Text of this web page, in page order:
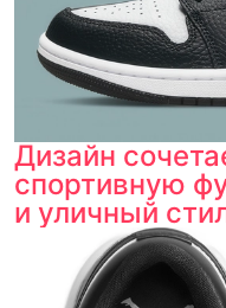
Дизайн
спортивную
и уличный